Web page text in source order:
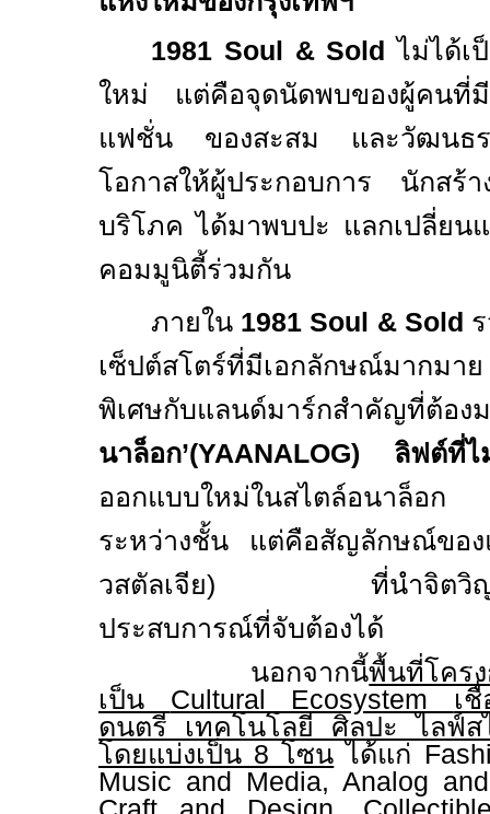
1981 Soul & Sold ไม่ได้เ
ใหม่ แต่คือจุดนัดพบของผู้คนที่มี
แฟชั่น ของสะสม และวัฒนธ
โอกาสให้ผู้ประกอบการ นักส
บริโภค ได้มาพบปะ แลกเปลี่ยน
คอมมูนิตี้ร่วมกัน
ภายใน 1981 Soul & Sold
เซ็ปต์สโตร์ที่มีเอกลักษณ์มากม
พิเศษกับแลนด์มาร์กสำคัญที่ต้อง
นาล็อก’(YAANALOG) ลิฟต์ที่ไ
ออกแบบใหม่ในสไตล์อนาล็อ
ระหว่างชั้น แต่คือสัญลักษณ์ขอ
วสตัลเจีย) ที่นำจิตวิญญา
ประสบการณ์ที่จับต้องได้
นอกจากนี้พื้นที่โคร
เป็น Cultural Ecosystem เ
ดนตรี เทคโนโลยี ศิลปะ ไลฟ์
โดยแบ่งเป็น 8 โซน ได้แก่
Music and Media, Analog